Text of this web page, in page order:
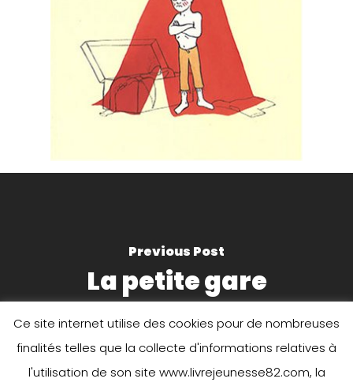
Previous Post
La petite gare
Ce site internet utilise des cookies pour de nombreuses
finalités telles que la collecte d'informations relatives à
l'utilisation de son site www.livrejeunesse82.com, la